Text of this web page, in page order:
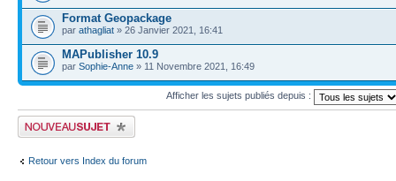
Format Geopackage
par athagliat » 26 Janvier 2021, 16:41
MAPublisher 10.9
par Sophie-Anne » 11 Novembre 2021, 16:49
Afficher les sujets publiés depuis :
Publier un nouveau sujet
Retour vers Index du forum